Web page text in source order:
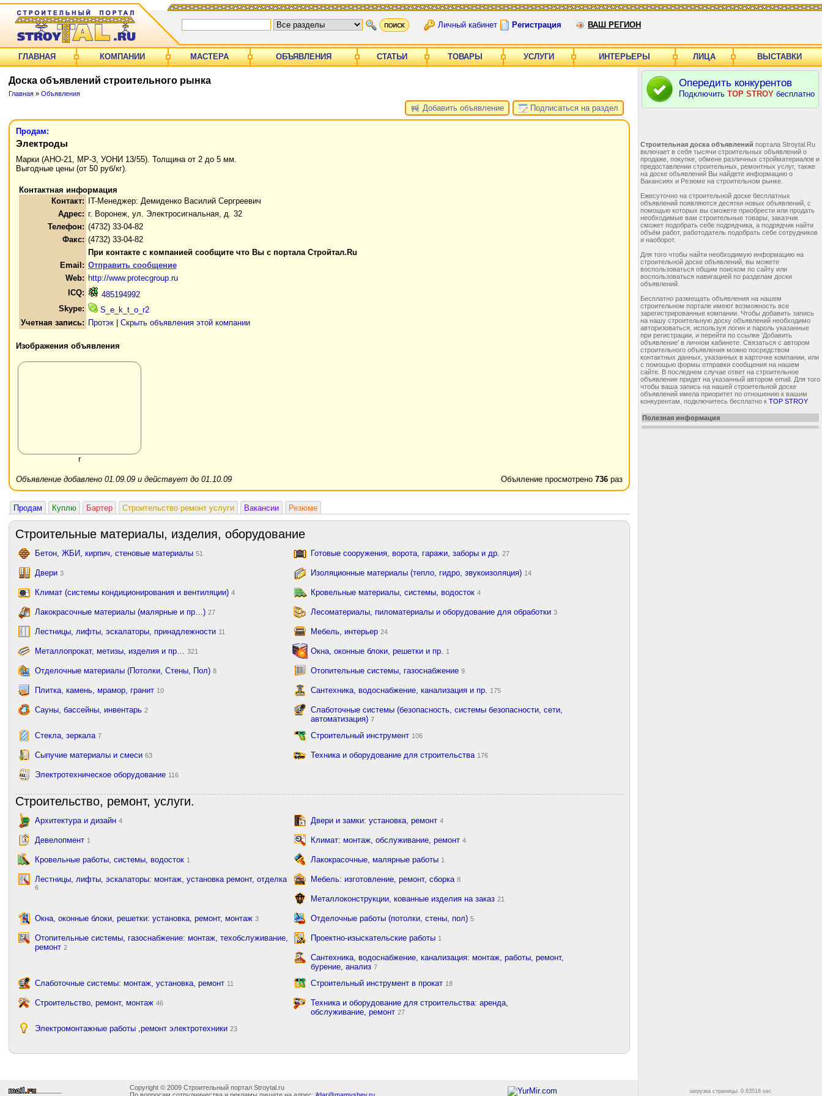
Личный кабинет Регистрация ВАШ РЕГИОН
ГЛАВНАЯ КОМПАНИИ МАСТЕРА ОБЪЯВЛЕНИЯ СТАТЬИ ТОВАРЫ УСЛУГИ ИНТЕРЬЕРЫ ЛИЦА ВЫСТАВКИ
Доска объявлений строительного рынка
Главная» Объявления
Добавить объявление Подписаться на раздел
Продам:
Электроды
Марки (АНО-21, МР-3, УОНИ 13/55). Толщина от 2 до 5 мм.
Выгодные цены (от 50 руб/кг).
Контактная информация
Контакт:
IT-Менеджер: Демиденко Василий Сергреевич
Адрес: г. Воронеж, ул. Электросигнальная, д. 32
Телефон: (4732) 33-04-82
Факс: (4732) 33-04-82
При контакте с компанией сообщите что Вы с портала Стройтал.Ru
Email: Отправить сообщение
Web: http://www.protecgroup.ru
ICQ:
485194992
Skype:
S_e_k_t_o_r2
Учетная запись: Протэк| Скрыть объявления этой компании
Изображения объявления
r
Объяление просмотрено 736раз
Объявление добавлено 01.09.09 и действует до 01.10.09
Продам Куплю Бартер Строительство ремонт услуги Вакансии Резюме
Строительные материалы, изделия, оборудование
Бетон, ЖБИ, кирпич, стеновые материалы 51 Готовые сооружения, ворота, гаражи, заборы и др. 27
Двери 3 Изоляционные материалы (тепло, гидро, звукоизоляция) 14
Климат (системы кондиционирования и вентиляции) 4 Кровельные материалы, системы, водосток 4
Лакокрасочные материалы (малярные и пр…) 27 Лесоматериалы, пиломатериалы и оборудование для обработки 3
Лестницы, лифты, эскалаторы, принадлежности 11 Мебель, интерьер 24
Металлопрокат, метизы, изделия и пр… 321 Окна, оконные блоки, решетки и пр. 1
Отделочные материалы (Потолки, Стены, Пол) 8 Отопительные системы, газоснабжение 9
Плитка, камень, мрамор, гранит 10 Сантехника, водоснабжение, канализация и пр. 175
Сауны, бассейны, инвентарь 2
Слаботочные системы (безопасность, системы безопасности, сети,
автоматизация) 7
Стекла, зеркала 7 Строительный инструмент 106
Сыпучие материалы и смеси 63 Техника и оборудование для строительства 176
Электротехническое оборудование 116
Строительство, ремонт, услуги.
Архитектура и дизайн 4 Двери и замки: установка, ремонт 4
Девелопмент 1 Климат: монтаж, обслуживание, ремонт 4
Кровельные работы, системы, водосток 1 Лакокрасочные, малярные работы 1
Лестницы, лифты, эскалаторы: монтаж, установка ремонт, отделка
6
Мебель: изготовление, ремонт, сборка 8
Металлоконструкции, кованные изделия на заказ 21
Окна, оконные блоки, решетки: установка, ремонт, монтаж 3 Отделочные работы (потолки, стены, пол) 5
Отопительные системы, газоснабжение: монтаж, техобслуживание,
ремонт 2
Проектно-изыскательские работы 1
Сантехника, водоснабжение, канализация: монтаж, работы, ремонт,
бурение, анализ 7
Слаботочные системы: монтаж, установка, ремонт 11 Строительный инструмент в прокат 18
Строительство, ремонт, монтаж 46
Техника и оборудование для строительства: аренда,
обслуживание, ремонт 27
Электромонтажные работы ,ремонт электротехники 23
Опередить конкурентов
Подключить TOP STROY бесплатно
Строительная доска объявлений портала Stroytal.Ru
включает в себя тысячи строительных объявлений о
продаже, покупке, обмене различных стройматериалов и
предоставлении строительных, ремонтных услуг, также
на доске объявлений Вы найдете информацию о
Вакансиях и Резюме на строительном рынке.
Ежесуточно на строительной доске бесплатных
объявлений появляются десятки новых объявлений, с
помощью которых вы сможете приобрести или продать
необходимые вам строительные товары, заказчик
сможет подобрать себе подрядчика, а подрядчик найти
объём работ, работодатель подобрать себе сотрудников
и наоборот.
Для того чтобы найти необходимую информацию на
строительной доске объявлений, вы можете
воспользоваться общим поиском по сайту или
воспользоваться навигацией по разделам доски
объявлений.
Бесплатно размещать объявления на нашем
строительном портале имеют возможность все
зарегистрированные компании. Чтобы добавить запись
на нашу строительную доску объявлений необходимо
авторизоваться, используя логин и пароль указанные
при регистрации, и перейти по ссылке 'Добавить
объявление' в личном кабинете. Связаться с автором
строительного объявления можно посредством
контактных данных, указанных в карточке компании, или
с помощью формы отправки сообщения на нашем
сайте. В последнем случае ответ на строительное
объявление придет на указанный автором email. Для того
чтобы ваша запись на нашей строительной доске
объявлений имела приоритет по отношению к вашим
конкурентам, подключитесь бесплатно к TOP STROY
Полезная информация
Copyright © 2009 Строительный портал Stroytal.ru
загрузка страницы: 0.63518 sec